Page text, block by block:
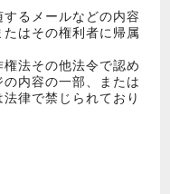
るメールなどの内容
はその権利者に帰属
法その他法令で認め
内容の一部、または
律で禁じられており